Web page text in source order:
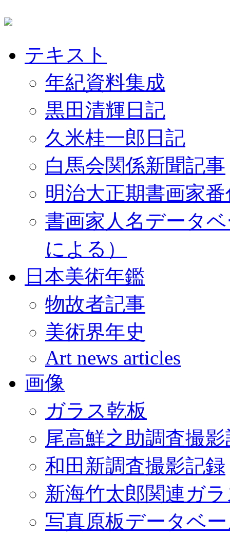
テキスト
年紀資料集成
黒田清輝日記
久米桂一郎日記
白馬会関係新聞記事
明治大正期書画家
書画家人名データ
による）
日本美術年鑑
物故者記事
美術界年史
Art news articles
画像
ガラス乾板
尾高鮮之助調査撮
和田新調査撮影記録
新海竹太郎関連ガ
写真原板データベ